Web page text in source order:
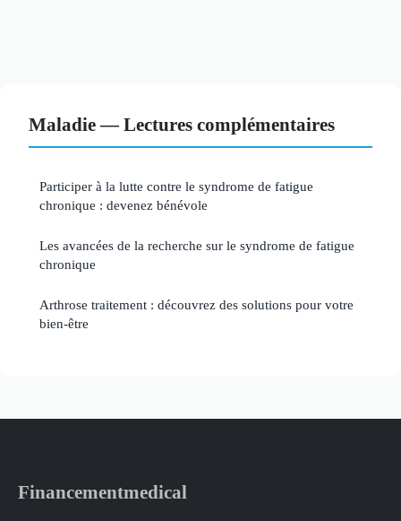
Maladie — Lectures complémentaires
Participer à la lutte contre le syndrome de fatigue
chronique : devenez bénévole
Les avancées de la recherche sur le syndrome de fatigue
chronique
Arthrose traitement : découvrez des solutions pour votre
bien-être
Financementmedical